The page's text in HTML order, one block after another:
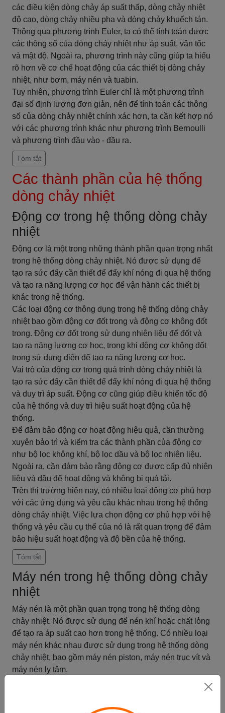
các điều kiện dòng chảy áp suất thấp, dòng chảy nhiệt
độ cao, dòng chảy nhiều pha và dòng chảy khuếch tán.
Thông qua phương trình Euler, ta có thể tính toán được
các thông số của dòng chảy nhiệt như áp suất, vận tốc
và mật độ. Ngoài ra, phương trình này cũng giúp ta hiểu
rõ hơn về cơ chế hoạt động của các thiết bị dòng chảy
nhiệt, như bơm, máy nén và tuabin.
Tuy nhiên, phương trình Euler chỉ là một phương trình
đại số định lượng đơn giản, nên để tính toán các thông
số của dòng chảy nhiệt chính xác hơn, ta cần kết hợp nó
với các phương trình khác như phương trình Bernoulli
và phương trình đầu vào - đầu ra.
Tóm tắt
Các thành phần của hệ thống
dòng chảy nhiệt
Động cơ trong hệ thống dòng chảy
nhiệt
Động cơ là một trong những thành phần quan trọng nhất
trong hệ thống dòng chảy nhiệt. Nó được sử dụng để
tạo ra sức đẩy cần thiết để đẩy khí nóng đi qua hệ thống
và tạo ra năng lượng cơ học để vận hành các thiết bị
khác trong hệ thống.
Các loại động cơ thông dụng trong hệ thống dòng chảy
nhiệt bao gồm động cơ đốt trong và động cơ không đốt
trong. Động cơ đốt trong sử dụng nhiên liệu để đốt và
tạo ra năng lượng cơ học, trong khi động cơ không đốt
trong sử dụng điện để tạo ra năng lượng cơ học.
Vai trò của động cơ trong quá trình dòng chảy nhiệt là
tạo ra sức đẩy cần thiết để đẩy khí nóng đi qua hệ thống
và duy trì áp suất. Động cơ cũng giúp điều khiển tốc độ
của hệ thống và duy trì hiệu suất hoạt động của hệ
thống.
Để đảm bảo động cơ hoạt động hiệu quả, cần thường
xuyên bảo trì và kiểm tra các thành phần của động cơ
như bộ lọc không khí, bộ lọc dầu và bộ lọc nhiên liệu.
Ngoài ra, cần đảm bảo rằng động cơ được cấp đủ nhiên
liệu và dầu để hoạt động và không bị quá tải.
Trên thị trường hiện nay, có nhiều loại động cơ phù hợp
với các ứng dụng và yêu cầu khác nhau trong hệ thống
dòng chảy nhiệt. Việc lựa chọn động cơ phù hợp với hệ
thống và yêu cầu cụ thể của nó là rất quan trọng để đảm
bảo hiệu suất hoạt động và độ bền của hệ thống.
Tóm tắt
Máy nén trong hệ thống dòng chảy
nhiệt
Máy nén là một phần quan trọng trong hệ thống dòng
chảy nhiệt. Nó được sử dụng để nén khí hoặc chất lỏng
để tạo ra áp suất cao hơn trong hệ thống. Có nhiều loại
máy nén khác nhau được sử dụng trong hệ thống dòng
chảy nhiệt, bao gồm máy nén piston, máy nén trục vít và
máy nén ly tâm.
Máy nén piston sử dụng các piston để nén khí hoặc chất
lỏng. Các piston được đẩy lên và xuống bởi động cơ để
tạo ra áp suất cao hơn trong hệ thống. Máy nén piston